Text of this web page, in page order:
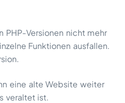
PHP-Versionen nicht mehr
Funktionen ausfallen.
eine alte Website weiter
veraltet ist.